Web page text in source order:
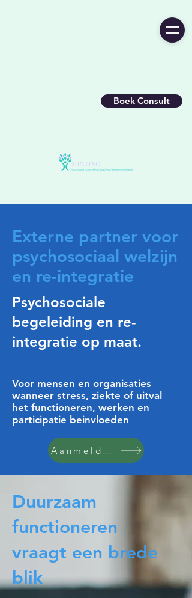
Boek Consult
Externe partner voor
psychosociaal welzijn
en re-integratie
Psychosociale
begeleiding en re-
integratie op maat.
Voor mensen en organisaties
wanneer stress, ziekte of uitval
het functioneren, werken en
participatie beinvloeden
Aanmelden
Duurzaam
functioneren
vraagt een brede
blik